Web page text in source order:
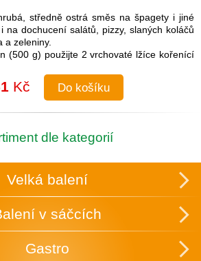
středně ostrá směs na špagety i jiné
na dochucení salátů, pizzy, slaných koláčů
a zeleniny.
(500 g) použijte 2 vrchovaté lžíce kořenící
uvařených těstovin přimíchejte kořenící
oleje. Je možné také na pánvi olivový olej
zlehka opražit, aby se rozvonělo a
těstovinám.
temnu.
Kč Do košíku
dle kategorií
Velká balení
v sáčcích
Gastro